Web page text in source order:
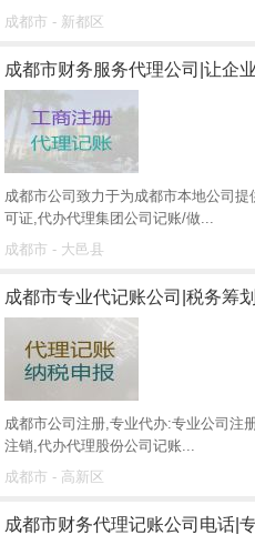
成都市 - 新都区
成都市财务服务代理公司|让企
成都市公司致力于为成都市本地公司
可证,代办代理集团公司记账/做...
成都市 - 大邑县
成都市专业代记账公司|税务筹
成都市公司注册,专业代办:专业公司注
注销,代办代理股份公司记账...
成都市 - 高新区
成都市财务代理记账公司电话|